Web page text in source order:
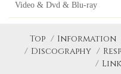
Video & Dvd & Blu-ray
Top Information
Discography
Link